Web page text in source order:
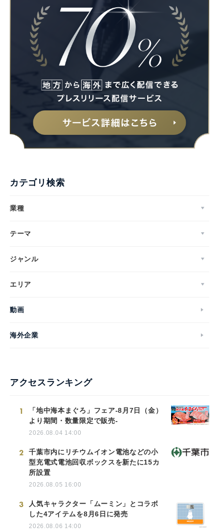
カテゴリ検索
業種
テーマ
ジャンル
エリア
動画
海外企業
アクセスランキング
1
「地中海本まぐろ」フェア-8月7日（金）
より期間・数量限定で販売-
2026.08.04 14:00
2
千葉市内にリチウムイオン電池などの小
型充電式電池回収ボックスを新たに15カ
所設置
2026.08.05 16:00
3
人気キャラクター「ムーミン」とコラボ
した4アイテムを8月6日に発売
2026.08.06 14:00